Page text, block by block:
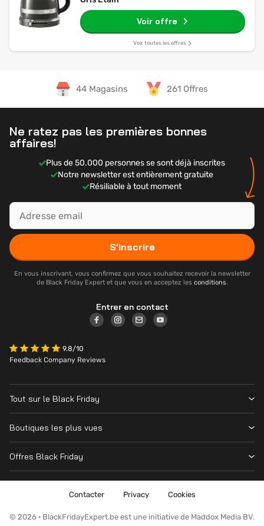
Voir offre
Voir toutes les offres
44 Magasins 261 Offres
Ne ratez pas les premières bonnes
affaires!
Plus de 50.000 personnes se sont déjà inscrites
Notre newsletter est entièrement gratuite
Résiliable à tout moment
S'inscrire
En vous inscrivant, vous confirmez que vous souhaitez recevoir la newsletter
de Black Friday Expert et que vous en acceptez les conditions.
Entrer en contact
9.8/10
Feedback Company Reviews
Tout sur le Black Friday
Magasins
Cyber Monday
Boutiques les plus vues
MediaMarkt
Fnac
Offres Black Friday
© 2026 · BlackFridayExpert.be est une initiative de Maddox Media BV.
Contacter Privacy Cookies